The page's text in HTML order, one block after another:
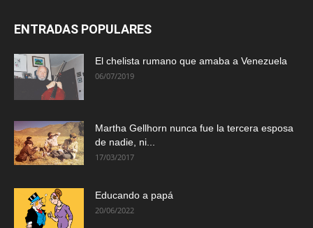
ENTRADAS POPULARES
El chelista rumano que amaba a Venezuela
06/07/2019
Martha Gellhorn nunca fue la tercera esposa
de nadie, ni...
17/03/2017
Educando a papá
20/06/2022